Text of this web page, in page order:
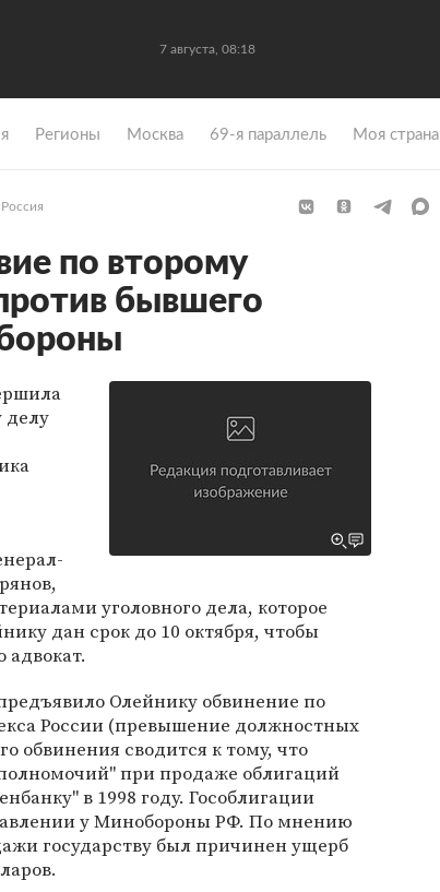
7 августа, 08:18
Регионы Москва 69-я параллель Моя страна
Россия
по второму
бывшего
делу
уголовного дела, которое
дан срок до 10 октября, чтобы
адвокат.
Олейнику обвинение по
России (превышение должностных
обвинения сводится к тому, что
при продаже облигаций
в 1998 году. Гособлигации
у Минобороны РФ. По мнению
государству был причинен ущерб